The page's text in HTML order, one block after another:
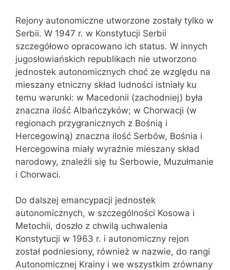
Rejony autonomiczne utworzone zostały tylko w
Serbii. W 1947 r. w Konstytucji Serbii
szczegółowo opracowano ich status. W innych
jugosłowiańskich republikach nie utworzono
jednostek autonomicznych choć ze względu na
mieszany etniczny skład ludności istniały ku
temu warunki: w Macedonii (zachodniej) była
znaczna ilość Albańczyków; w Chorwacji (w
regionach przygranicznych z Bośnią i
Hercegowiną) znaczna ilość Serbów, Bośnia i
Hercegowina miały wyraźnie mieszany skład
narodowy, znaleźli się tu Serbowie, Muzułmanie
i Chorwaci.
Do dalszej emancypacji jednostek
autonomicznych, w szczególności Kosowa i
Metochii, doszło z chwilą uchwalenia
Konstytucji w 1963 r. i autonomiczny rejon
został podniesiony, również w nazwie, do rangi
Autonomicznej Krainy i we wszystkim zrównany